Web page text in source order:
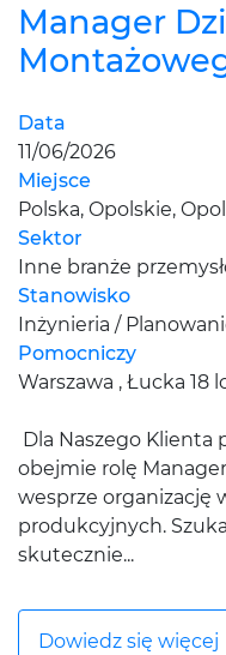
Manager
Data
11/06/2026
Miejsce
Polska, Opolskie,
Sektor
Inne branże
Stanowisko
Inżynieria /
Pomocniczy
Warszawa , Łucka 18
Dla Naszego Klienta
obejmie rolę
wesprze organizację
produkcyjnych.
skutecznie...
Dowiedz się więcej